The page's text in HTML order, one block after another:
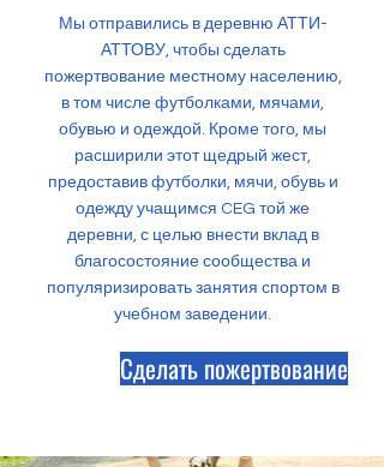
Мы отправились в деревню АТТИ-
АТТОВУ, чтобы сделать
пожертвование местному населению,
в том числе футболками, мячами,
обувью и одеждой. Кроме того, мы
расширили этот щедрый жест,
предоставив футболки, мячи, обувь и
одежду учащимся CEG той же
деревни, с целью внести вклад в
благосостояние сообщества и
популяризировать занятия спортом в
учебном заведении.
Сделать пожертвование